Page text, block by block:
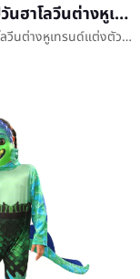
ข้ามพรมแดนยุโรปวันฮาโลวีนต่างหูเทรนด์แต่งตัวDiabloสังเคราะห์ค้างคาวเครื่องประดับหูง่ายบุคลิกภาพความคิดสร้างสรรค์ต่างหู
ข้ามพรมแดนยุโรปวันฮาโลวีนต่างหูเทรนด์แต่งตัวDiabloสังเคราะห์ค้างคาวเครื่องประดับหูง่ายบุคลิกภาพความคิดสร้างสรรค์ต่างหู